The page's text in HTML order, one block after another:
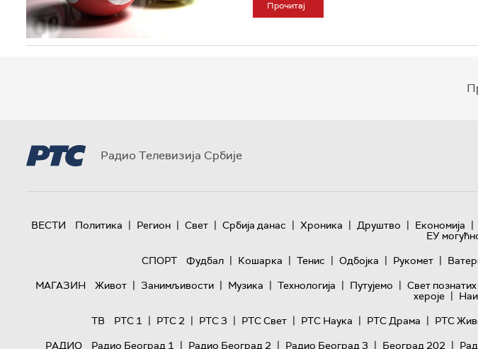
Прочитај
Радио Телевизија Србије
ВЕСТИ Политика | Регион | Свет | Србија данас | Хроника | Друштво | Економија |
ЕУ
СПОРТ
Фудбал | Кошарка | Тенис | Одбојка | Рукомет |
МАГАЗИН
Живот | Занимљивости | Музика | Технологијa | Путујемо | Свет познатих
хероје |
ТВ
РТС 1 | РТС 2 | РТС 3 | РТС Свет | РТС Наука | РТС Драма | РТС
РАДИО
Радио Београд 1 | Радио Београд 2 | Радио Београд 3 | Београд 202 |